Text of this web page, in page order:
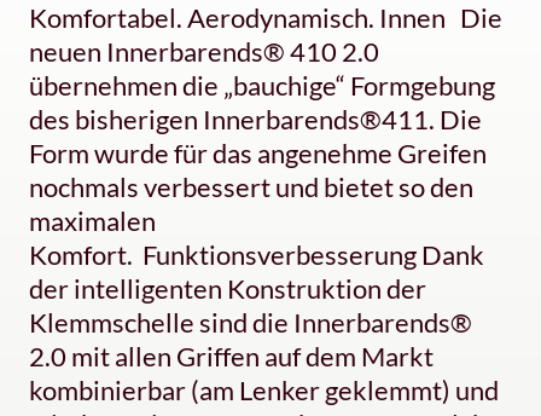
Komfortabel. Aerodynamisch. Innen Die
neuen Innerbarends® 410 2.0
übernehmen die „bauchige“ Formgebung
des bisherigen Innerbarends®411. Die
Form wurde für das angenehme Greifen
nochmals verbessert und bietet so den
maximalen
Komfort. Funktionsverbesserung Dank
der intelligenten Konstruktion der
Klemmschelle sind die Innerbarends®
2.0 mit allen Griffen auf dem Markt
kombinierbar (am Lenker geklemmt) und